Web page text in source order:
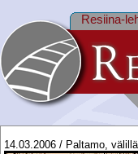
Resiina-
14.03.2006 / Paltamo,